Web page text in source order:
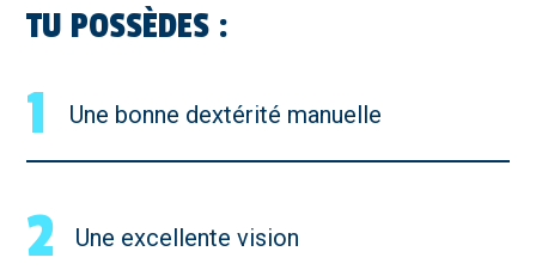
TU POSSÈDES :
1 Une bonne dextérité manuelle
2 Une excellente vision